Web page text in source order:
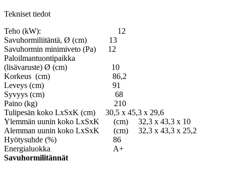
Tekniset tiedot
Teho (kW): 12
Savuhormiliitäntä, Ø (cm) 13
Savuhormin minimiveto (Pa) 12
Paloilmantuontipaikka
(lisävaruste) Ø (cm) 10
Korkeus (cm) 86,2
Leveys (cm) 91
Syvyys (cm) 68
Paino (kg) 210
Tulipesän koko LxSxK (cm) 30,5 x 45,3 x 29,6
Ylemmän uunin koko LxSxK (cm) 32,3 x 43,3 x 10
Alemman uunin koko LxSxK (cm) 32,3 x 43,3 x 25,2
Hyötysuhde (%) 86
Energialuokka A+
Savuhormilitännät